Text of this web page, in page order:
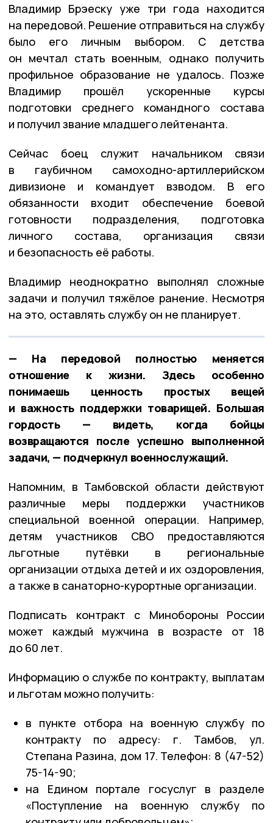
Владимир Брэеску уже три года находится
на передовой. Решение отправиться на службу
было его личным выбором. С детства
он мечтал стать военным, однако получить
профильное образование не удалось. Позже
Владимир прошёл ускоренные курсы
подготовки среднего командного состава
и получил звание младшего лейтенанта.
Сейчас боец служит начальником связи
в гаубичном самоходно-артиллерийском
дивизионе и командует взводом. В его
обязанности входит обеспечение боевой
готовности подразделения, подготовка
личного состава, организация связи
и безопасность её работы.
Владимир неоднократно выполнял сложные
задачи и получил тяжёлое ранение. Несмотря
на это, оставлять службу он не планирует.
— На передовой полностью меняется
отношение к жизни. Здесь особенно
понимаешь ценность простых вещей
и важность поддержки товарищей. Большая
гордость — видеть, когда бойцы
возвращаются после успешно выполненной
задачи, — подчеркнул военнослужащий.
Напомним, в Тамбовской области действуют
различные меры поддержки участников
специальной военной операции. Например,
детям участников СВО предоставляются
льготные путёвки в региональные
организации отдыха детей и их оздоровления,
а также в санаторно-курортные организации.
Подписать контракт с Минобороны России
может каждый мужчина в возрасте от 18
до 60 лет.
Информацию о службе по контракту, выплатам
и льготам можно получить:
в пункте отбора на военную службу по
контракту по адресу: г. Тамбов, ул.
Степана Разина, дом 17. Телефон: 8 (47-52)
75-14-90;
на Едином портале госуслуг в разделе
«Поступление на военную службу по